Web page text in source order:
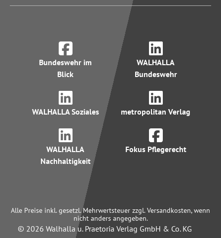
Bundeswehr im
Blick
WALHALLA
Bundeswehr
WALHALLA Soziales metropolitan Verlag
WALHALLA
Nachhaltigkeit
Fokus Pflegerecht
Alle Preise inkl. gesetzl. Mehrwertsteuer zzgl. Versandkosten, wenn
nicht anders angegeben.
© 2026 Walhalla u. Praetoria Verlag GmbH & Co. KG